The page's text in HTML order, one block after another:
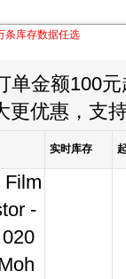
条库存数据任选
金额100元
更优惠，支
实时库存
Film
-